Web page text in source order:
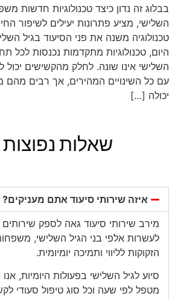
בבלוג זה נדון כיצד טכנולוגיות חדשות
השלישי, מציע פתרונות יעילים לשיפור
טכנולוגיה משנה את פני הסיעוד בגיל
היום, טכנולוגיות מתקדמות נכנסות לכל
השלישי אינו שונה. לחלק מהקשישים יכול
עם כל השינויים המהירים, אך רבים מהם
יכולה […]
שאלות נפוצות
איזה שירותי סיעוד אתם מעניקים?
מירב שירותי סיעוד גאה לספק שירותים
לעשרות אלפי בני הגיל השלישי,
הזקוקות לליווי ותמיכה יומיומית.
סיוע לגיל השלישי בפעולות היומיות,
מטפל לפי שעה וכל סוג טיפול סעודי